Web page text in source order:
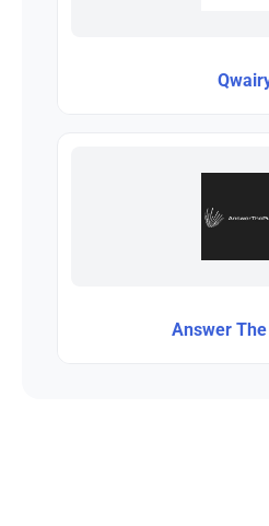
Answer